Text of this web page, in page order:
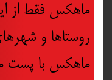
برند
ماهکس فقط از
روستاها و
ماهکس با پست